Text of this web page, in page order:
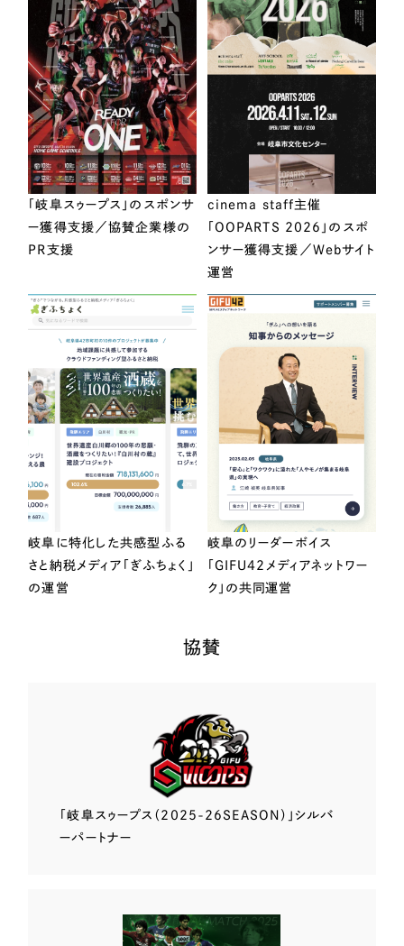
「岐阜スゥープス」のスポンサ
ー獲得支援／協賛企業様の
PR支援
cinema staff主催
「OOPARTS 2026」のスポ
ンサー獲得支援／Webサイト
運営
岐阜に特化した共感型ふる
さと納税メディア「ぎふちょく」
の運営
岐阜のリーダーボイス
「GIFU42メディアネットワー
ク」の共同運営
協賛
「岐阜スゥープス （2025-26SEASON）」 シルバ
ーパートナー